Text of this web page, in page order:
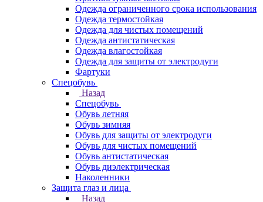
Одежда ограниченного срока использования
Одежда термостойкая
Одежда для чистых помещений
Одежда антистатическая
Одежда влагостойкая
Одежда для защиты от электродуги
Фартуки
Спецобувь
Назад
Спецобувь
Обувь летняя
Обувь зимняя
Обувь для защиты от электродуги
Обувь для чистых помещений
Обувь антистатическая
Обувь диэлектрическая
Наколенники
Защита глаз и лица
Назад